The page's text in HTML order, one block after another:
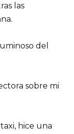
las
del
sobre mi
hice una